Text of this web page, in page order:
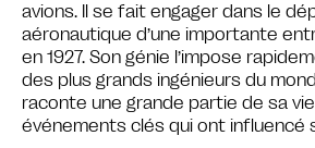
avions. Il se fait engager dans le
aéronautique d’une importante
en 1927. Son génie l’impose
des plus grands ingénieurs du
raconte une grande partie de sa
événements clés qui ont influencé